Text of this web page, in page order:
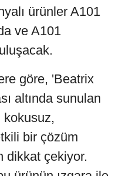
ürünler A101
ve A101
göre, 'Beatrix
altında sunulan
kokusuz,
bir çözüm
dikkat çekiyor.